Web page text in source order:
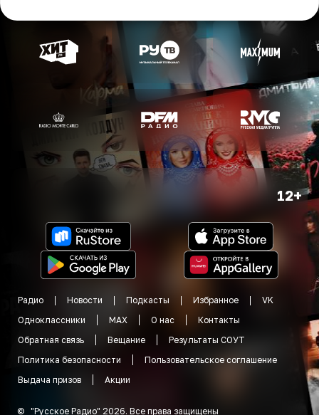
12+
Радио Новости Подкасты Избранное
VK
Одноклассники
MAX О нас
Контакты
Обратная связь
Вещание
Результаты СОУТ
Политика безопасности
Пользовательское соглашение
Выдача призов
Акции
© "Русское Радио" 2026. Все права защищены